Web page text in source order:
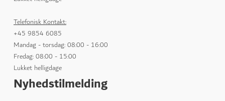
Telefonisk Kontakt:
+45 9854 6085
Mandag - torsdag: 08:00 - 16:00
Fredag: 08:00 - 15:00
Lukket helligdage
Nyhedstilmelding